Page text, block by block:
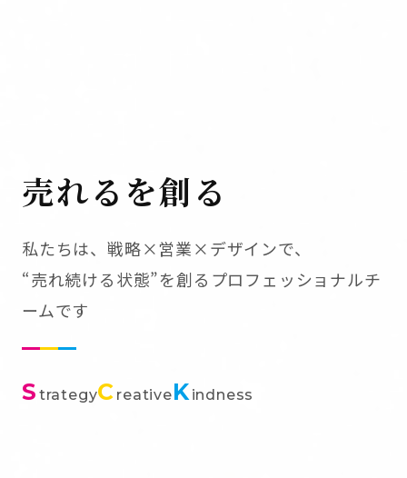
売れるを創る
私たちは、戦略×営業×デザインで、
“売れ続ける状態”を創るプロフェッショナルチ
ームです
S trategyC reativeKindness